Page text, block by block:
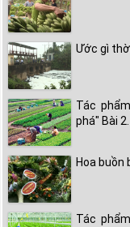
Ước gì
Tác
phá" Bài
Hoa buồn
Tác